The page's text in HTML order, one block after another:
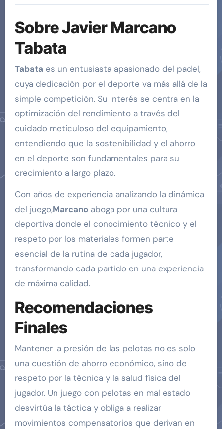
Sobre Javier Marcano
Tabata
Tabata es un entusiasta apasionado del padel,
cuya dedicación por el deporte va más allá de la
simple competición. Su interés se centra en la
optimización del rendimiento a través del
cuidado meticuloso del equipamiento,
entendiendo que la sostenibilidad y el ahorro
en el deporte son fundamentales para su
crecimiento a largo plazo.
Con años de experiencia analizando la dinámica
del juego,Marcanoaboga por una cultura
deportiva donde el conocimiento técnico y el
respeto por los materiales formen parte
esencial de la rutina de cada jugador,
transformando cada partido en una experiencia
de máxima calidad.
Recomendaciones
Finales
Mantener la presión de las pelotas no es solo
una cuestión de ahorro económico, sino de
respeto por la técnica y la salud física del
jugador. Un juego con pelotas en mal estado
desvirtúa la táctica y obliga a realizar
movimientos compensatorios que derivan en